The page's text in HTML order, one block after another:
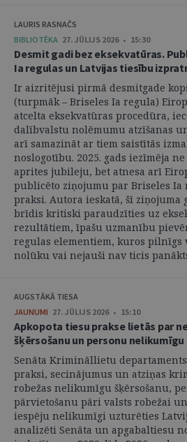
LAURIS RASNAČS
BIBLIOTĒKA 27. JŪLIJS 2026 • 15:30
Desmit gadi bez eksekvatūras.
Ia regulas un Latvijas tiesību
Ir aizritējusi pirmā desmitgade
(turpmāk – Briseles Ia regula)
atcelta eksekvatūras procedūra,
dalībvalstu nolēmumu atzīšanas
arī samazināt ar tiem saistītās
noslogotību. 2025. gads iezīmēja
aprites jubileju, bet atnesa arī
publicēto ziņojumu par Briseles Ia
praksi. Autora ieskatā, šī ziņojuma
brīdis kritiski paraudzīties uz
rezultātiem, īpašu uzmanību
regulas elementiem, kuros pilnīgs
nolūku vai nejauši nav ticis
AUGSTĀKĀ TIESA
JAUNUMI 27. JŪLIJS 2026 • 15:10
Apkopota tiesu prakse lietās par
šķērsošanu un personu
Senāta Krimināllietu
praksi, secinājumus un atziņas
robežas nelikumīgu šķērsošanu,
pārvietošanu pāri valsts robežai
iespēju nelikumīgi uzturēties
analizēti Senāta un apgabaltiesu